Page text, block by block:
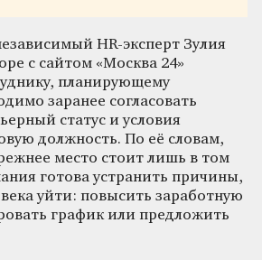
HR-эксперт Зулия
с сайтом «Москва 24»
планирующему
заранее согласовать
статус и условия
должность. По её словам,
место стоит лишь в том
готова устранить причины,
уйти: повысить заработную
график или предложить